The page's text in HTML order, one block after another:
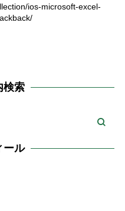
ios-microsoft-excel-
検索
ール